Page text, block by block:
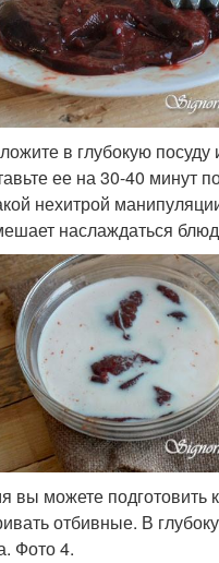
в глубокую посуду
ее на 30-40 минут
нехитрой
наслаждаться
вы можете подготовить
отбивные. В
Фото 4.